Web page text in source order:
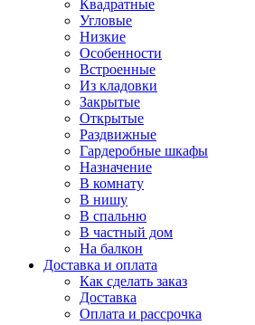
Квадратные
Угловые
Низкие
Особенности
Встроенные
Из кладовки
Закрытые
Открытые
Раздвижные
Гардеробные шкафы
Назначение
В комнату
В нишу
В спальню
В частный дом
На балкон
Доставка и оплата
Как сделать заказ
Доставка
Оплата и рассрочка